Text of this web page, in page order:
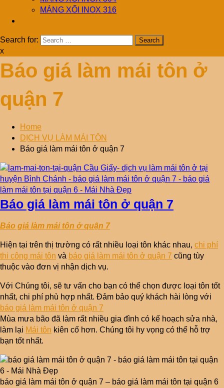
MÁNG XỐI INOX 316
Search for:
x
Báo giá làm mái tôn ở
quận 7
Home
DỊCH VỤ LÀM MÁI TÔN
Báo giá làm mái tôn ở quận 7
Báo giá làm mái tôn ở quận 7
Báo giá làm mái tôn ở quận 7
Hiện tại trên thị trường có rất nhiều loại tôn khác nhau, chi phí
thi công mái tôn và báo giá làm mái tôn ở quận 7 cũng tùy
thuộc vào đơn vị nhận dịch vụ.
Với Chúng tôi, sẽ tư vấn cho bạn có thể chọn được loại tôn tốt
nhất, chi phí phù hợp nhất. Đảm bảo quý khách hài lòng với
báo giá làm mái tôn ở quận 7
Mùa mưa bão đã làm rất nhiều gia đình có kế hoạch sửa nhà,
làm lại Mái tôn kiên cố hơn. Chúng tôi hy vọng có thể hỗ trợ
bạn tốt nhất.
báo giá làm mái tôn ở quận 7 – báo giá làm mái tôn tại quận 6